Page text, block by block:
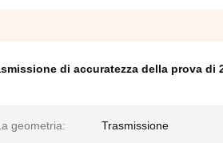
di accuratezza della prova di
geometria: Trasmissione